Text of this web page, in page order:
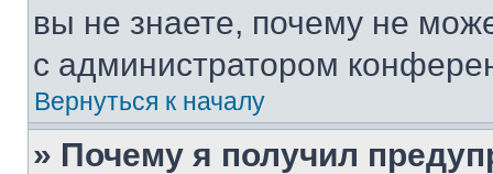
вы не знаете, почему не
с администратором
Вернуться к началу
» Почему я получил